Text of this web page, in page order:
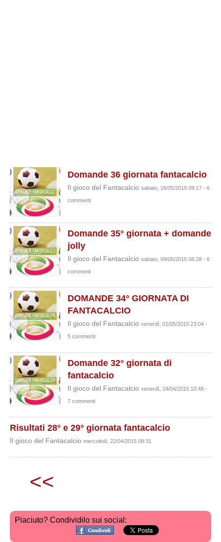
Domande 36 giornata fantacalcio
Il gioco del Fantacalcio sabato, 16/05/2015 09:17 - 6
commenti
Domande 35° giornata + domande
jolly
Il gioco del Fantacalcio sabato, 09/05/2015 06:28 - 6
commenti
DOMANDE 34° GIORNATA DI
FANTACALCIO
Il gioco del Fantacalcio venerdì, 01/05/2015 23:04 -
5 commenti
Domande 32° giornata di
fantacalcio
Il gioco del Fantacalcio venerdì, 24/04/2015 10:48 -
7 commenti
Risultati 28° e 29° giornata fantacalcio
Il gioco del Fantacalcio mercoledì, 22/04/2015 08:31
<<
Piaciuto? Condividilo sui social: